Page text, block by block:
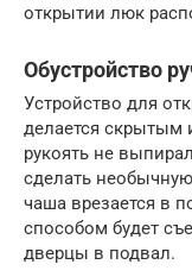
открытии люк
Обустройство
Устройство для
делается
рукоять не
сделать
чаша врезается в
способом будет
дверцы в подвал.